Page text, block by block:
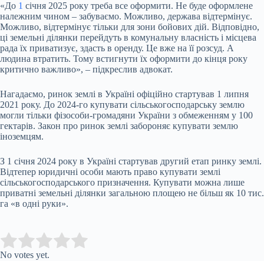
«До 1 січня 2025 року треба все оформити. Не буде оформлене
належним чином – забуваємо. Можливо, держава відтермінує.
Можливо, відтермінує тільки для зони бойових дій. Відповідно,
ці земельні ділянки перейдуть в комунальну власність і місцева
рада їх приватизує, здасть в оренду. Це вже на її розсуд. А
людина втратить. Тому встигнути їх оформити до кінця року
критично важливо», – підкреслив адвокат.
Нагадаємо, ринок землі в Україні офіційно стартував 1 липня
2021 року. До 2024-го купувати сільськогосподарську землю
могли тільки фізособи-громадяни України з обмеженням у 100
гектарів. Закон про ринок землі забороняє купувати землю
іноземцям.
З 1 січня 2024 року в Україні стартував другий етап ринку землі.
Відтепер юридичні особи мають право купувати землі
сільськогосподарського призначення. Купувати можна лише
приватні земельні ділянки загальною площею не більш як 10 тис.
га «в одні руки».
Rate this item:
No votes yet.